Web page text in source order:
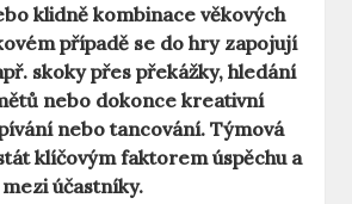
klidně kombinace věkových
případě se do hry zapojují
skoky přes překážky, hledání
nebo dokonce kreativní
nebo tancování.Týmová
klíčovým faktorem úspěchu a
účastníky.